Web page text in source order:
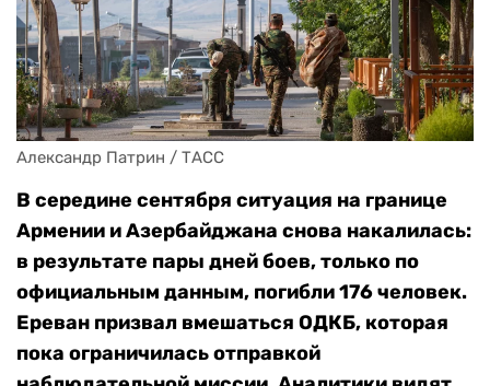
Александр Патрин / ТАСС
В середине сентября ситуация на границе
Армении и Азербайджана снова накалилась:
в результате пары дней боев, только по
официальным данным, погибли 176 человек.
Ереван призвал вмешаться ОДКБ, которая
пока ограничилась отправкой